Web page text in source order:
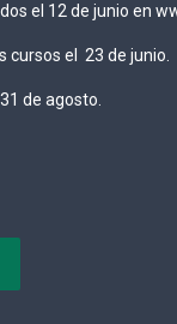
el 12 de junio en
cursos el 23 de junio.
de agosto.